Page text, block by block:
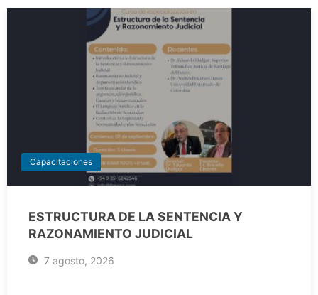
Capacitaciones
ESTRUCTURA DE LA SENTENCIA Y
RAZONAMIENTO JUDICIAL
7 agosto, 2026